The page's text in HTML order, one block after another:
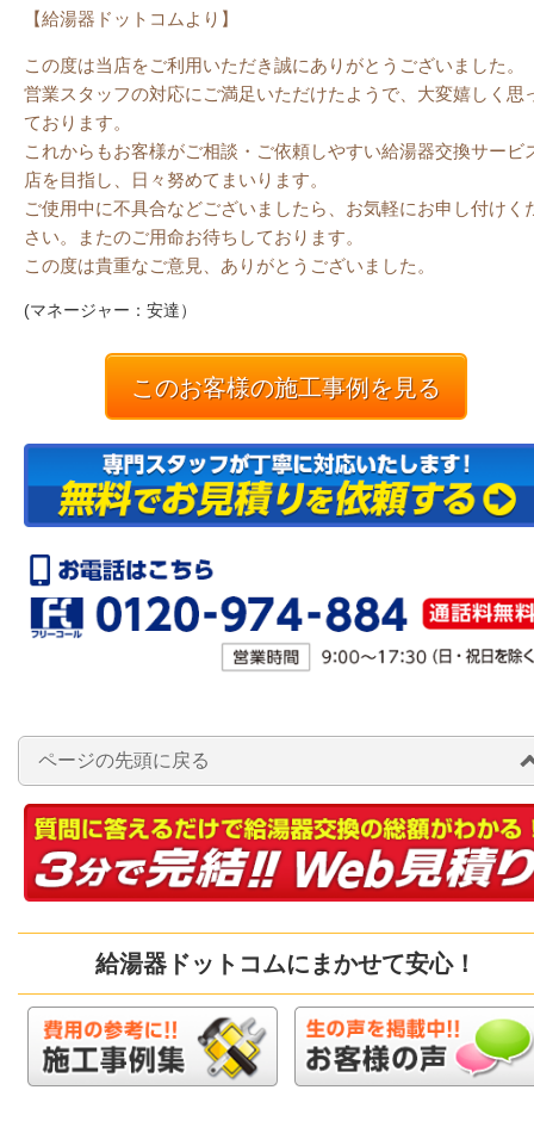
【給湯器ドットコムより】
この度は当店をご利用いただき誠にありがとうございました。
営業スタッフの対応にご満足いただけたようで、大変嬉しく思
ております。
これからもお客様がご相談・ご依頼しやすい給湯器交換サービ
店を目指し、日々努めてまいります。
ご使用中に不具合などございましたら、お気軽にお申し付けく
さい。またのご用命お待ちしております。
この度は貴重なご意見、ありがとうございました。
(マネージャー：安達）
このお客様の施工事例を見る
ページの先頭に戻る
給湯器ドットコムにまかせて安心！